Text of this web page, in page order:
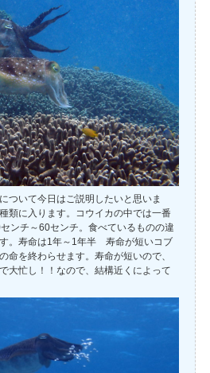
ついて今日はご説明したいと思いま
類に入ります。コウイカの中では一番
ンチ～60センチ。食べているものの違
。寿命は1年～1年半 寿命が短いコブ
命を終わらせます。寿命が短いので、
大忙し！！なので、結構近くによって